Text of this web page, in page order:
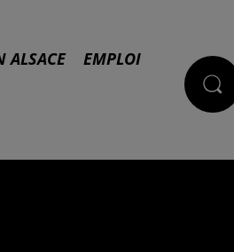
ALSACE EMPLOI